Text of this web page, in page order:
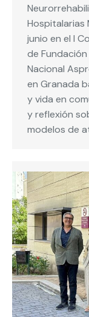
Hospitalarias
junio en el I
de
Nacional
en Granada
y vida en
y reflexión
modelos de